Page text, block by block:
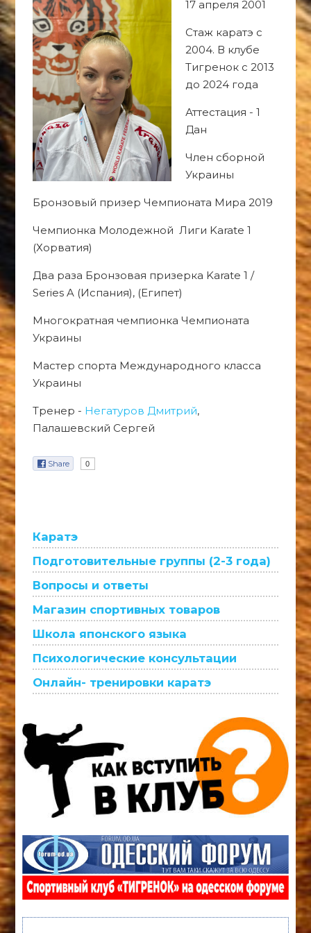
17 апреля 2001
Стаж каратэ с
2004. В клубе
Тигренок с 2013
до 2024 года
Аттестация - 1
Дан
Член сборной
Украины
Бронзовый призер Чемпионата Мира 2019
Чемпионка Молодежной Лиги Karate 1
(Хорватия)
Два раза Бронзовая призерка Karate 1 /
Series A (Испания), (Египет)
Многократная чемпионка Чемпионата
Украины
Мастер спорта Международного класса
Украины
Тренер - Негатуров Дмитрий,
Палашевский Сергей
Share 0
Каратэ
Подготовительные группы (2-3 года)
Вопросы и ответы
Магазин спортивных товаров
Школа японского языка
Психологические консультации
Онлайн- тренировки каратэ